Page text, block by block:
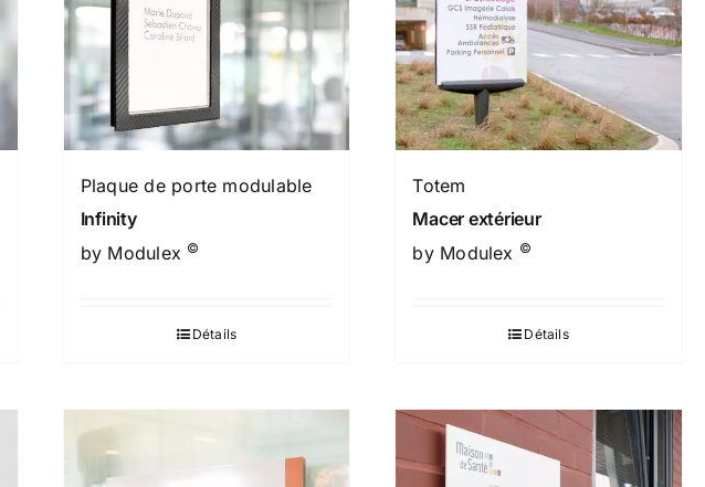
Plaque de porte modulable
Infinity
by Modulex ©
Détails
Totem
Macer extérieur
by Modulex ©
Détails